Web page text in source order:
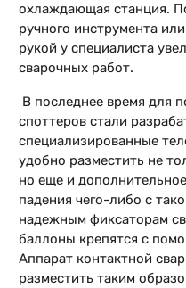
охлаждающая станция.
ручного инструмента
рукой у специалиста
сварочных работ.
В последнее время для
споттеров стали
специализированные
удобно разместить не
но еще и
падения чего-либо с
надежным фиксаторам
баллоны крепятся с
Аппарат контактной
разместить таким